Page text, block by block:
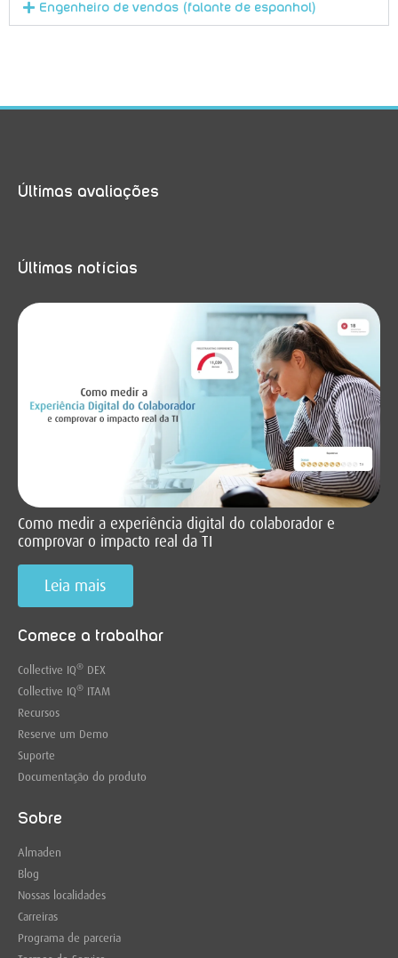
Engenheiro de vendas (falante de espanhol)
Comece a trabalhar
Collective IQ® DEX
Collective IQ® ITAM
Recursos
Reserve um Demo
Suporte
Documentação do produto
Sobre
Almaden
Blog
Nossas localidades
Carreiras
Programa de parceria
Últimas notícias
Como medir a experiência digital do colaborador e
comprovar o impacto real da TI
Leia mais
Últimas avaliações